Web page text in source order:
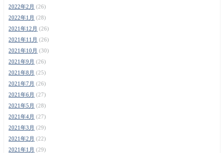
2022年2月 (26)
2022年1月 (28)
2021年12月 (26)
2021年11月 (26)
2021年10月 (30)
2021年9月 (26)
2021年8月 (25)
2021年7月 (26)
2021年6月 (27)
2021年5月 (28)
2021年4月 (27)
2021年3月 (29)
2021年2月 (22)
2021年1月 (29)